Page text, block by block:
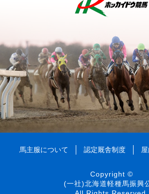
2008年01月
2007年02月
2007年01月
2006年03月
2006年02月
2006年01月
2005年04月
2005年03月
2005年02月
2005年01月
2004年06月
2004年05月
2004年04月
2004年03月
2004年02月
2004年01月
2003年07月
2003年06月
2003年05月
2003年04月
2003年01月
馬主服について 認定厩舎制度
Copyright ©
(一社)北海道軽種馬振興